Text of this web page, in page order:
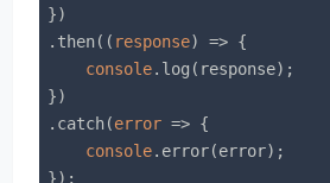
})
.then( ( response) => {
console.log(response);
})
.catch(error => {
console.error(error);